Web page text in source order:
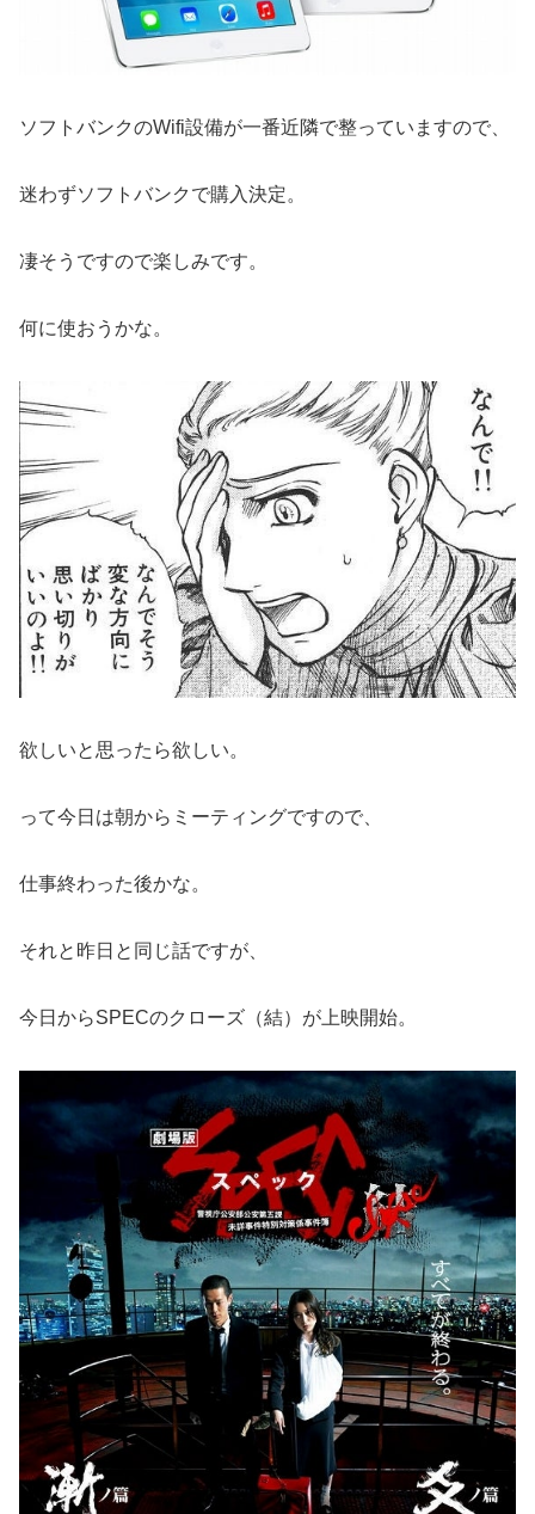
ソフトバンクのWifi設備が一番近隣で整っていますので、
迷わずソフトバンクで購入決定。
凄そうですので楽しみです。
何に使おうかな。
欲しいと思ったら欲しい。
って今日は朝からミーティングですので、
仕事終わった後かな。
それと昨日と同じ話ですが、
今日からSPECのクローズ（結）が上映開始。